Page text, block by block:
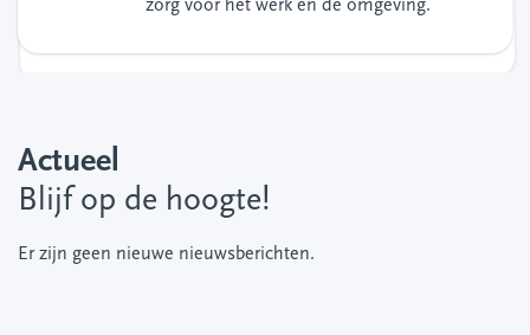
wordt er veel aandacht besteed aan het
zorg voor het werk en de omgeving.
Actueel
Blijf op de hoogte!
Er zijn geen nieuwe nieuwsberichten.